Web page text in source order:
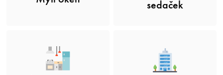
sedaček